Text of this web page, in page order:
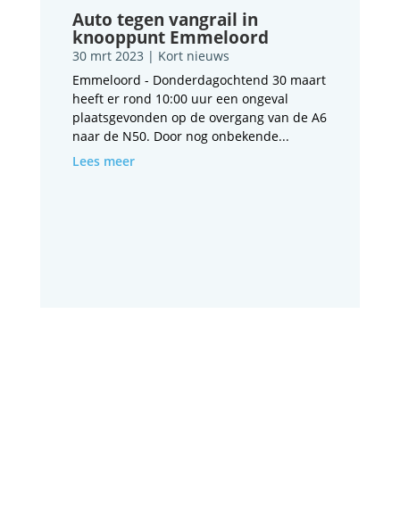
Auto tegen vangrail in
knooppunt Emmeloord
30 mrt 2023 | Kort nieuws
Emmeloord - Donderdagochtend 30 maart
heeft er rond 10:00 uur een ongeval
plaatsgevonden op de overgang van de A6
naar de N50. Door nog onbekende...
Lees meer